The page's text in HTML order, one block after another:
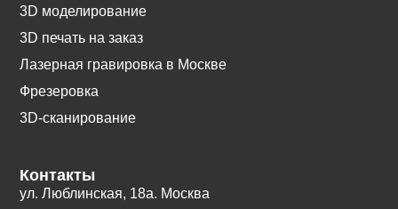
3D моделирование
3D печать на заказ
Лазерная гравировка в Москве
Фрезеровка
3D-сканирование
Контакты
ул. Люблинская, 18а. Москва